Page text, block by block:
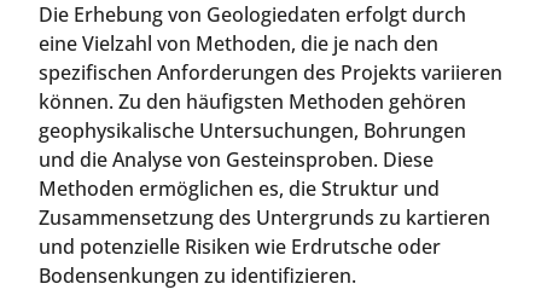
Die Erhebung von Geologiedaten erfolgt durch
eine Vielzahl von Methoden, die je nach den
spezifischen Anforderungen des Projekts variieren
können. Zu den häufigsten Methoden gehören
geophysikalische Untersuchungen, Bohrungen
und die Analyse von Gesteinsproben. Diese
Methoden ermöglichen es, die Struktur und
Zusammensetzung des Untergrunds zu kartieren
und potenzielle Risiken wie Erdrutsche oder
Bodensenkungen zu identifizieren.